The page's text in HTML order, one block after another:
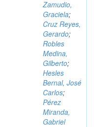
Zamudio,
Graciela;
Cruz Reyes,
Gerardo;
Robles
Medina,
Gilberto;
Hesles
Bernal, José
Carlos;
Pérez
Miranda,
Gabriel